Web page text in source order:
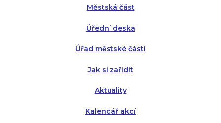
Městská část
Úřední deska
Úřad městské části
Jak si zařídit
Aktuality
Kalendář akcí
Středa:
Čtvrtek:
Pátek:
Středa:
Čtvrtek: